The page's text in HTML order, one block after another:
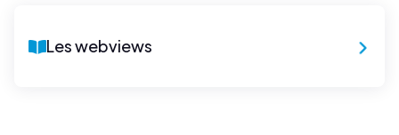
Les webviews